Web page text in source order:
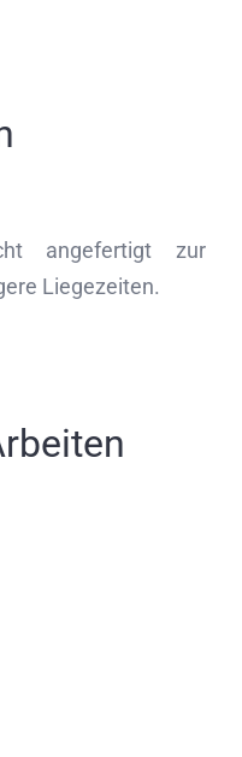
angefertigt zur
Liegezeiten.